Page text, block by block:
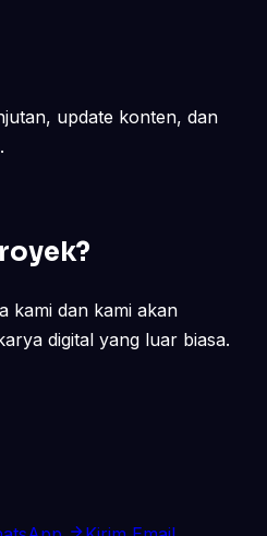
update konten, dan
kami dan kami akan
digital yang luar biasa.